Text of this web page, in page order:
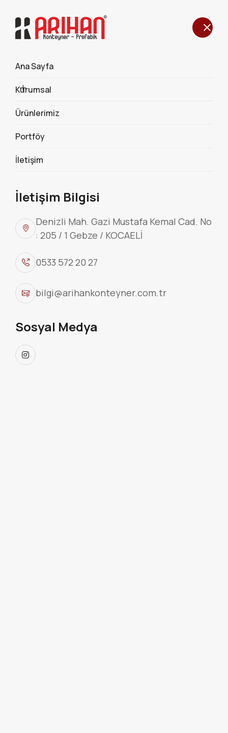
Ana Sayfa
Kurumsal
Ürünlerimiz
Portföy
İletişim
İletişim Bilgisi
Denizli Mah. Gazi Mustafa Kemal Cad. No
: 205 / 1 Gebze / KOCAELİ
0533 572 20 27
bilgi@arihankonteyner.com.tr
Sosyal Medya
400cmx400cm KOMPOZİT
KAPLAMA OFİS KONTEYNER
520